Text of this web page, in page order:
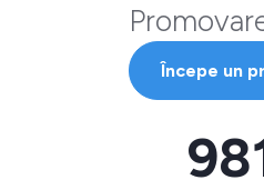
Începe un